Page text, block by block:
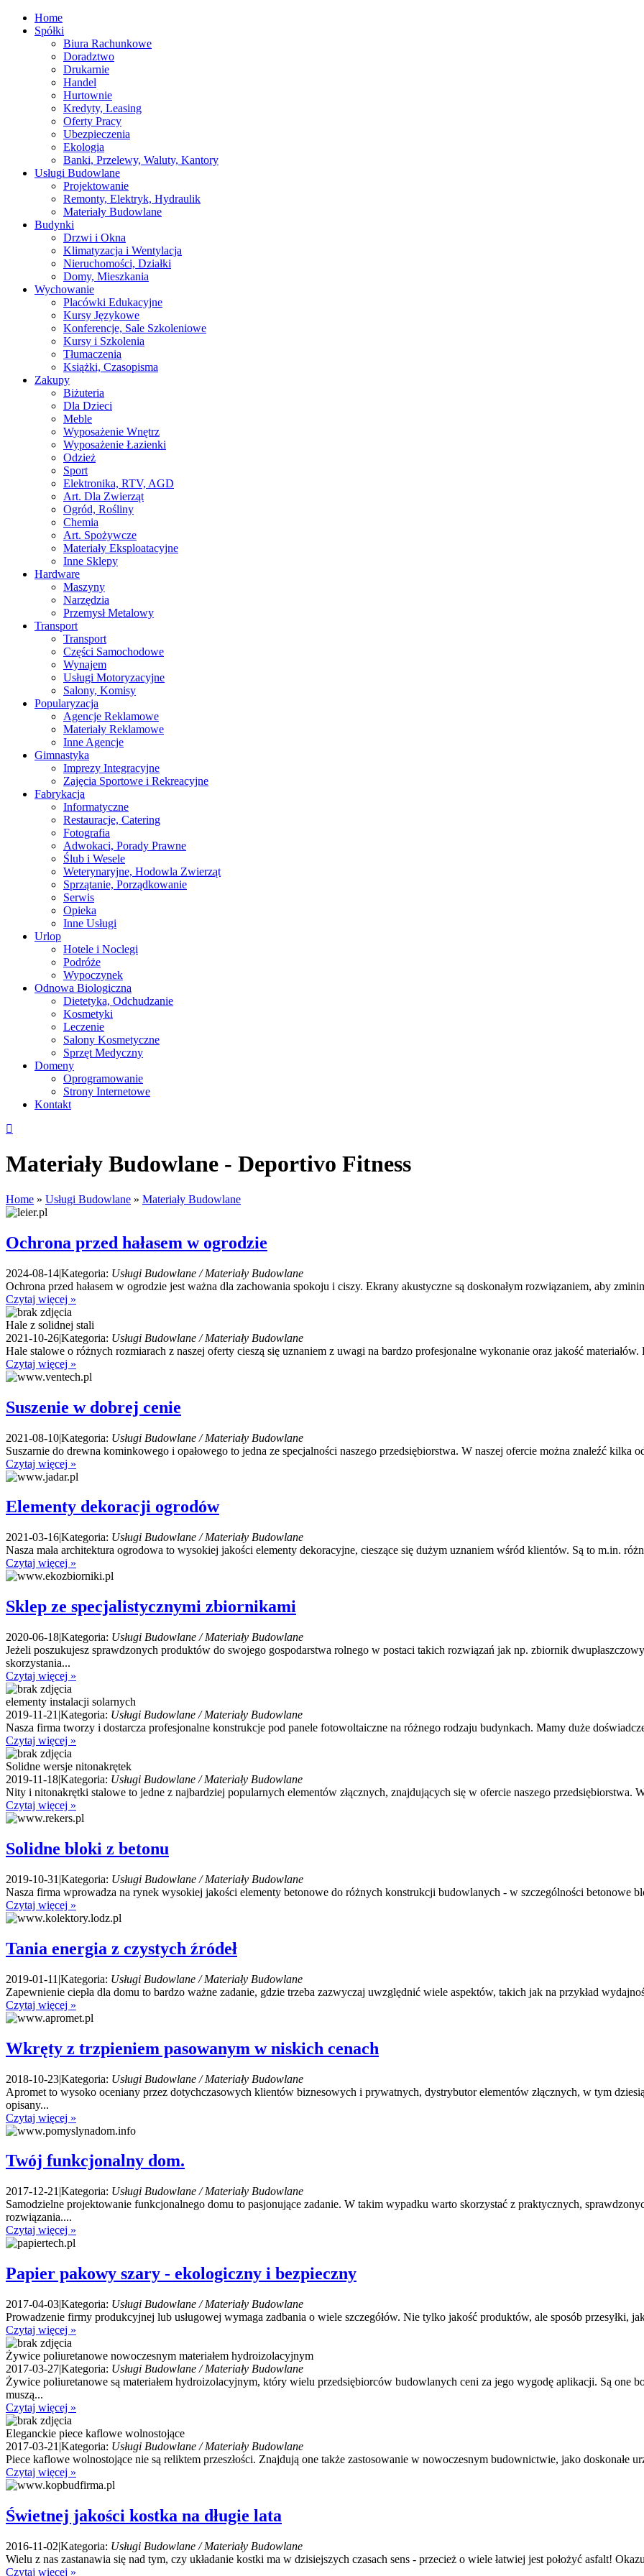
Home
Spółki
Biura Rachunkowe
Doradztwo
Drukarnie
Handel
Hurtownie
Kredyty, Leasing
Oferty Pracy
Ubezpieczenia
Ekologia
Banki, Przelewy, Waluty, Kantory
Usługi Budowlane
Projektowanie
Remonty, Elektryk, Hydraulik
Materiały Budowlane
Budynki
Drzwi i Okna
Klimatyzacja i Wentylacja
Nieruchomości, Działki
Domy, Mieszkania
Wychowanie
Placówki Edukacyjne
Kursy Językowe
Konferencje, Sale Szkoleniowe
Kursy i Szkolenia
Tłumaczenia
Książki, Czasopisma
Zakupy
Biżuteria
Dla Dzieci
Meble
Wyposażenie Wnętrz
Wyposażenie Łazienki
Odzież
Sport
Elektronika, RTV, AGD
Art. Dla Zwierząt
Ogród, Rośliny
Chemia
Art. Spożywcze
Materiały Eksploatacyjne
Inne Sklepy
Hardware
Maszyny
Narzędzia
Przemysł Metalowy
Transport
Transport
Części Samochodowe
Wynajem
Usługi Motoryzacyjne
Salony, Komisy
Popularyzacja
Agencje Reklamowe
Materiały Reklamowe
Inne Agencje
Gimnastyka
Imprezy Integracyjne
Zajęcia Sportowe i Rekreacyjne
Fabrykacja
Informatyczne
Restauracje, Catering
Fotografia
Adwokaci, Porady Prawne
Ślub i Wesele
Weterynaryjne, Hodowla Zwierząt
Sprzątanie, Porządkowanie
Serwis
Opieka
Inne Usługi
Urlop
Hotele i Noclegi
Podróże
Wypoczynek
Odnowa Biologiczna
Dietetyka, Odchudzanie
Kosmetyki
Leczenie
Salony Kosmetyczne
Sprzęt Medyczny
Domeny
Oprogramowanie
Strony Internetowe
Kontakt
Materiały Budowlane - Deportivo Fitness
Home » Usługi Budowlane » Materiały Budowlane
Ochrona przed hałasem w ogrodzie
2024-08-14|Kategoria: Usługi Budowlane / Materiały Budowlane
Ochrona przed hałasem w ogrodzie jest ważna dla zachowania spokoju i ciszy. Ekrany akustyczne są doskonałym rozwiązaniem, aby
Czytaj więcej »
Hale z solidnej stali
2021-10-26|Kategoria: Usługi Budowlane / Materiały Budowlane
Hale stalowe o różnych rozmiarach z naszej oferty cieszą się uznaniem z uwagi na bardzo profesjonalne wykonanie oraz jakość
Czytaj więcej »
Suszenie w dobrej cenie
2021-08-10|Kategoria: Usługi Budowlane / Materiały Budowlane
Suszarnie do drewna kominkowego i opałowego to jedna ze specjalności naszego przedsiębiorstwa. W naszej ofercie można znaleźć kilka
Czytaj więcej »
Elementy dekoracji ogrodów
2021-03-16|Kategoria: Usługi Budowlane / Materiały Budowlane
Nasza mała architektura ogrodowa to wysokiej jakości elementy dekoracyjne, cieszące się dużym uznaniem wśród klientów. Są to m.in.
Czytaj więcej »
Sklep ze specjalistycznymi zbiornikami
2020-06-18|Kategoria: Usługi Budowlane / Materiały Budowlane
Jeżeli poszukujesz sprawdzonych produktów do swojego gospodarstwa rolnego w postaci takich rozwiązań jak np. zbiornik
skorzystania...
Czytaj więcej »
elementy instalacji solarnych
2019-11-21 |Kategoria: Usługi Budowlane / Materiały Budowlane
Nasza firma tworzy i dostarcza profesjonalne konstrukcje pod panele fotowoltaiczne na różnego rodzaju budynkach. Mamy duże
Czytaj więcej »
Solidne wersje nitonakrętek
2019-11-18|Kategoria: Usługi Budowlane / Materiały Budowlane
Nity i nitonakrętki stalowe to jedne z najbardziej popularnych elementów złącznych, znajdujących się w ofercie naszego
Czytaj więcej »
Solidne bloki z betonu
2019-10-31 |Kategoria: Usługi Budowlane / Materiały Budowlane
Nasza firma wprowadza na rynek wysokiej jakości elementy betonowe do różnych konstrukcji budowlanych - w szczególności betonowe
Czytaj więcej »
Tania energia z czystych źródeł
2019-01-11 |Kategoria: Usługi Budowlane / Materiały Budowlane
Zapewnienie ciepła dla domu to bardzo ważne zadanie, gdzie trzeba zazwyczaj uwzględnić wiele aspektów, takich jak na przykład
Czytaj więcej »
Wkręty z trzpieniem pasowanym w niskich cenach
2018-10-23|Kategoria: Usługi Budowlane / Materiały Budowlane
Apromet to wysoko oceniany przez dotychczasowych klientów biznesowych i prywatnych, dystrybutor elementów złącznych, w tym
opisany...
Czytaj więcej »
Twój funkcjonalny dom.
2017-12-21 |Kategoria: Usługi Budowlane / Materiały Budowlane
Samodzielne projektowanie funkcjonalnego domu to pasjonujące zadanie. W takim wypadku warto skorzystać z praktycznych,
rozwiązania....
Czytaj więcej »
Papier pakowy szary - ekologiczny i bezpieczny
2017-04-03|Kategoria: Usługi Budowlane / Materiały Budowlane
Prowadzenie firmy produkcyjnej lub usługowej wymaga zadbania o wiele szczegółów. Nie tylko jakość produktów, ale sposób przesyłki,
Czytaj więcej »
Żywice poliuretanowe nowoczesnym materiałem hydroizolacyjnym
2017-03-27|Kategoria: Usługi Budowlane / Materiały Budowlane
Żywice poliuretanowe są materiałem hydroizolacyjnym, który wielu przedsiębiorców budowlanych ceni za jego wygodę aplikacji. Są one
muszą...
Czytaj więcej »
Eleganckie piece kaflowe wolnostojące
2017-03-21 |Kategoria: Usługi Budowlane / Materiały Budowlane
Piece kaflowe wolnostojące nie są reliktem przeszłości. Znajdują one także zastosowanie w nowoczesnym budownictwie, jako doskonałe
Czytaj więcej »
Świetnej jakości kostka na długie lata
2016-11-02|Kategoria: Usługi Budowlane / Materiały Budowlane
Wielu z nas zastanawia się nad tym, czy układanie kostki ma w dzisiejszych czasach sens - przecież o wiele łatwiej jest położyć asfalt!
Czytaj więcej »